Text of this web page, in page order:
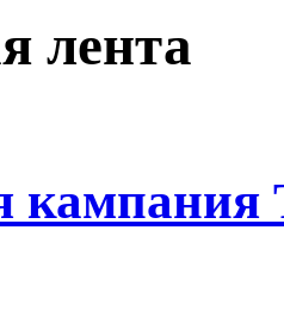
лента
кампания